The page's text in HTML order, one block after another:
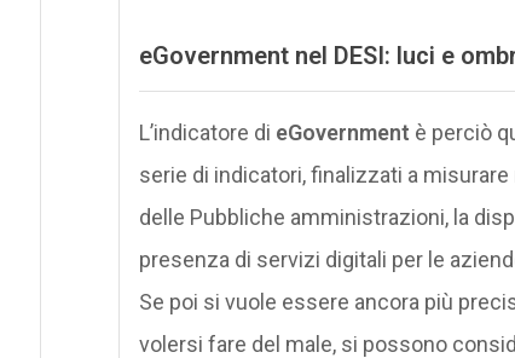
eGovernment nel DESI: luci e
L’indicatore di eGovernment è perciò
serie di indicatori, finalizzati a
delle Pubbliche amministrazioni, la
presenza di servizi digitali per le
Se poi si vuole essere ancora più
volersi fare del male, si possono